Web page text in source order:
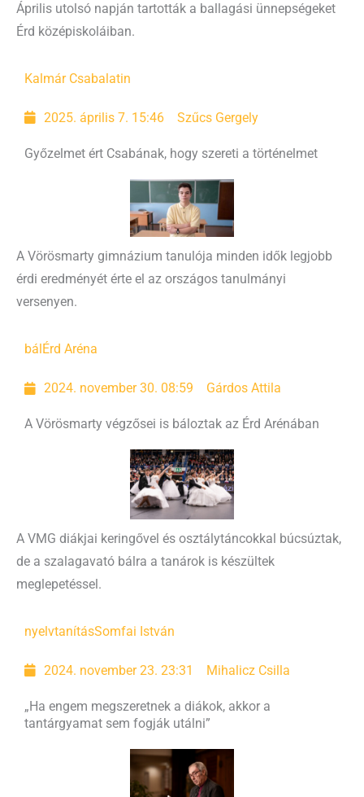
Április utolsó napján tartották a ballagási ünnepségeket
Érd középiskoláiban.
Kalmár Csaba latin
2025. április 7. 15:46 Szűcs Gergely
Győzelmet ért Csabának, hogy szereti a történelmet
A Vörösmarty gimnázium tanulója minden idők legjobb
érdi eredményét érte el az országos tanulmányi
versenyen.
bál Érd Aréna
2024. november 30. 08:59 Gárdos Attila
A Vörösmarty végzősei is báloztak az Érd Arénában
A VMG diákjai keringővel és osztálytáncokkal búcsúztak,
de a szalagavató bálra a tanárok is készültek
meglepetéssel.
nyelvtanításSomfai István
2024. november 23. 23:31 Mihalicz Csilla
„Ha engem megszeretnek a diákok, akkor a
tantárgyamat sem fogják utálni”